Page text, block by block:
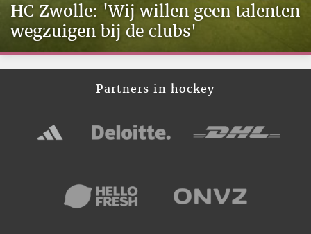
HC Zwolle: 'Wij willen geen talenten
wegzuigen bij de clubs'
Partners in hockey